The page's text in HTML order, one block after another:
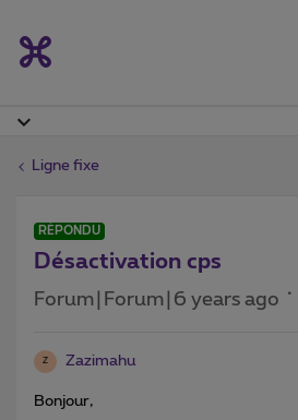
Ligne fixe
RÉPONDU
Désactivation cps
Forum|Forum|6 years ago
Z Zazimahu
Bonjour,